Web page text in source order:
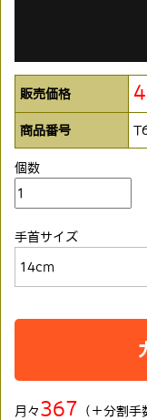
販売価格
商品番号
個数
手首サイズ
月々 367 （＋分割